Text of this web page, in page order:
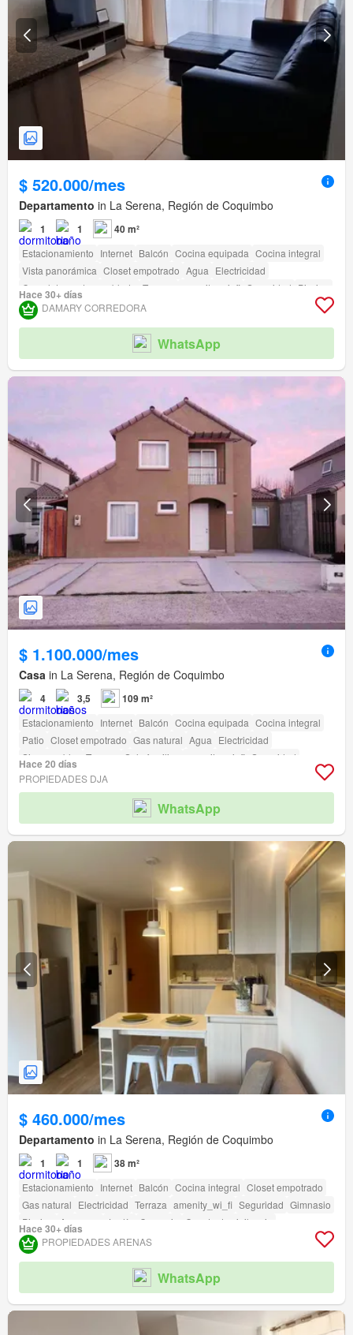
$ 520.000/mes
Departamento in La Serena, Región de Coquimbo
1 1 40 m²
Estacionamiento Internet Balcón Cocina equipada Cocina integral
Vista panorámica Closet empotrado Agua Electricidad
Completamente amoblado
Terraza amenity_wi_fi Seguridad Piscina
Área para niños Conserje Parilla
Hace 30+ días
DAMARY CORREDORA
WhatsApp
$ 1.100.000/mes
Casa in La Serena, Región de Coquimbo
4 3,5 109 m²
Estacionamiento Internet Balcón Cocina equipada Cocina integral
Patio Closet empotrado Gas natural Agua Electricidad
Sin amueblar
Terraza Solo familias amenity_wi_fi Seguridad
Área para niños
Jardín
Acceso para personas con discapacidad
Hace 20 días
PROPIEDADES DJA
WhatsApp
$ 460.000/mes
Departamento in La Serena, Región de Coquimbo
1 1 38 m²
Estacionamiento Internet Balcón Cocina integral Closet empotrado
Gas natural Electricidad Terraza amenity_wi_fi Seguridad Gimnasio
Piscina
Ascensor Jardín Conserje Caseta de vigilancia
Hace 30+ días
PROPIEDADES ARENAS
WhatsApp